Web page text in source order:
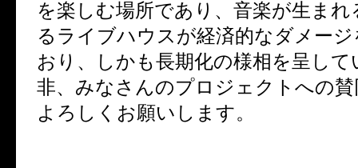
を楽しむ場所であり、音楽が生ま
るライブハウスが経済的なダメー
おり、しかも長期化の様相を呈して
非、みなさんのプロジェクトへの
よろしくお願いします。